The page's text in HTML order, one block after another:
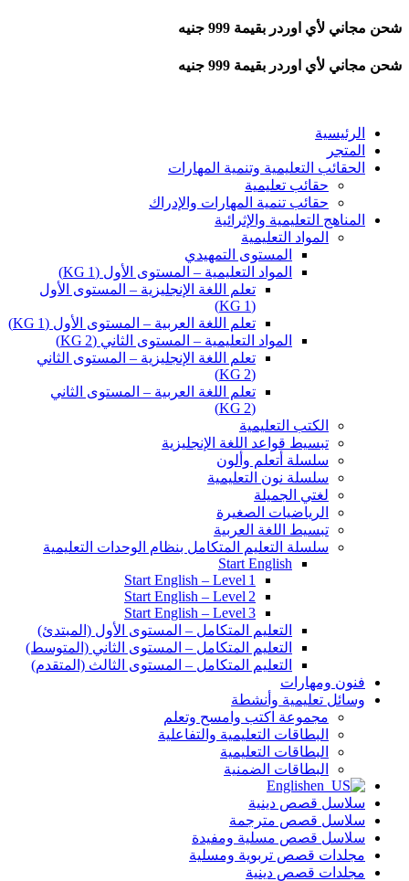
شحن مجاني لأي اوردر بقيمة 999 جنيه
شحن مجاني لأي اوردر بقيمة 999 جنيه
الرئيسية
المتجر
الحقائب التعليمية وتنمية المهارات
حقائب تعليمية
حقائب تنمية المهارات والإدراك
المناهج التعليمية والإثرائية
المواد التعليمية
المستوى التمهيدي
المواد التعليمية – المستوى الأول (KG 1)
تعلم اللغة الإنجليزية – المستوى الأول
(KG 1)
تعلم اللغة العربية – المستوى الأول (KG 1)
المواد التعليمية – المستوى الثاني (KG 2)
تعلم اللغة الإنجليزية – المستوى الثاني
(KG 2)
تعلم اللغة العربية – المستوى الثاني
(KG 2)
الكتب التعليمية
تبسيط قواعد اللغة الإنجليزية
سلسلة أتعلم وألون
سلسلة نون التعليمية
لغتي الجميلة
الرياضيات الصغيرة
تبسيط اللغة العربية
سلسلة التعليم المتكامل بنظام الوحدات التعليمية
Start English
Start English – Level 1
Start English – Level 2
Start English – Level 3
التعليم المتكامل – المستوى الأول (المبتدئ)
التعليم المتكامل – المستوى الثاني (المتوسط)
التعليم المتكامل – المستوى الثالث (المتقدم)
فنون ومهارات
وسائل تعليمية وأنشطة
مجموعة اكتب وامسح وتعلم
البطاقات التعليمية والتفاعلية
البطاقات التعليمية
البطاقات الضمنية
English
سلاسل قصص دينية
سلاسل قصص مترجمة
سلاسل قصص مسلية ومفيدة
مجلدات قصص تربوية ومسلية
مجلدات قصص دينية